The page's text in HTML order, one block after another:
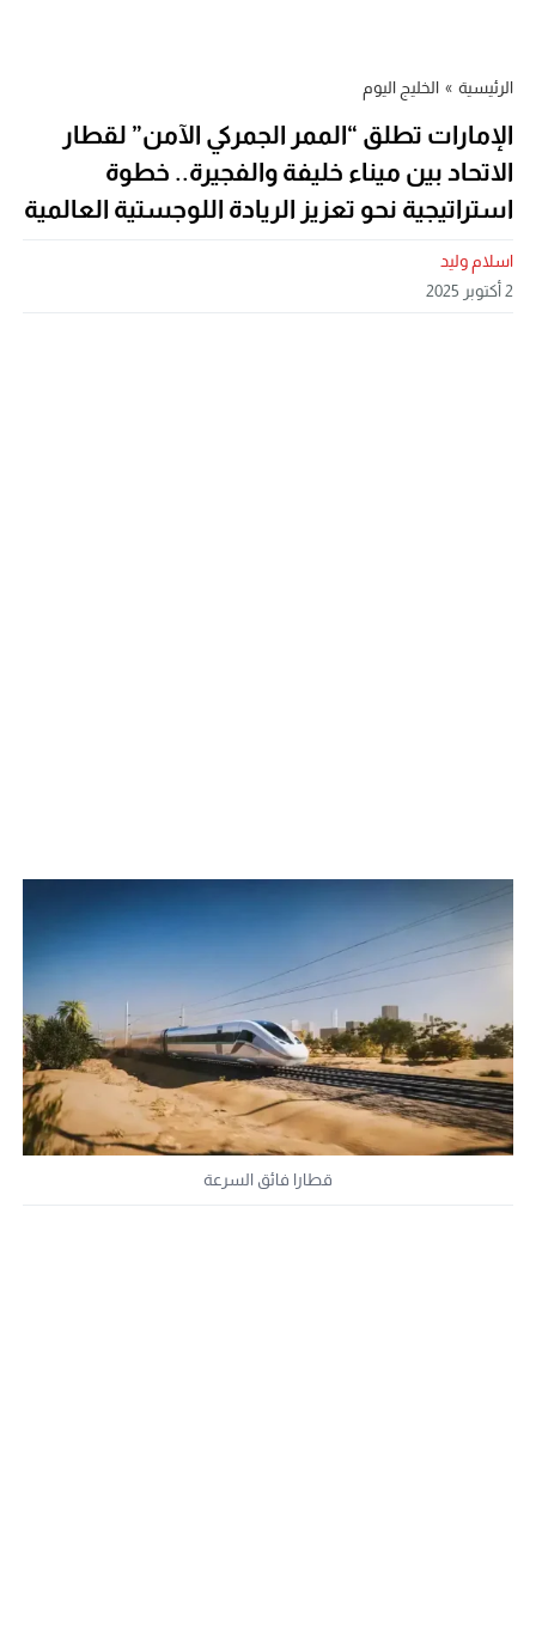
الرئيسية » الخليج اليوم
الإمارات تطلق “الممر الجمركي الآمن” لقطار
الاتحاد بين ميناء خليفة والفجيرة.. خطوة
استراتيجية نحو تعزيز الريادة اللوجستية العالمية
اسلام وليد
2 أكتوبر 2025
قطارا فائق السرعة